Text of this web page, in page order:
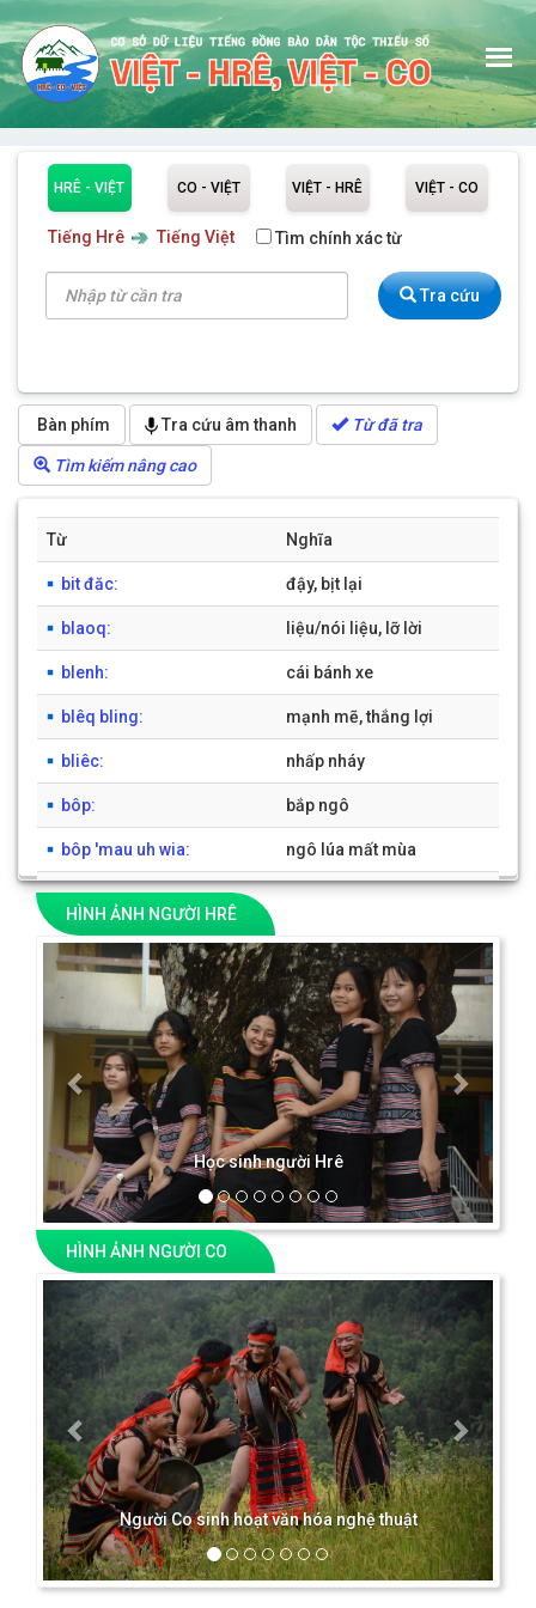
GIỚI THIỆU
TRA CÂU TIẾNG HRÊ
TRA CÂU TIẾNG CO
HƯỚNG DẪN
BỘ GÕ
HRÊ - VIỆT CO - VIỆT VIỆT - HRÊ VIỆT - CO
Tiếng Hrê Tiếng Việt Tìm chính xác từ
Tra cứu
Bàn phím Tra cứu âm thanh Từ đã tra
Tìm kiếm nâng cao
Từ Nghĩa
bit đăc: đậy, bịt lại
blaoq: liệu/nói liệu, lỡ lời
blenh: cái bánh xe
blêq bling: mạnh mẽ, thắng lợi
bliêc: nhấp nháy
bôp: bắp ngô
bôp 'mau uh wia: ngô lúa mất mùa
bôq đôiq: bộ đội
braq:
con dê
1 2345 6 7 89 10 [có 1941 từ]
HÌNH ẢNH NGƯỜI HRÊ
Học sinh người Hrê
Previous Next
HÌNH ẢNH NGƯỜI CO
Người Co sinh hoạt văn hóa nghệ thuật
Previous